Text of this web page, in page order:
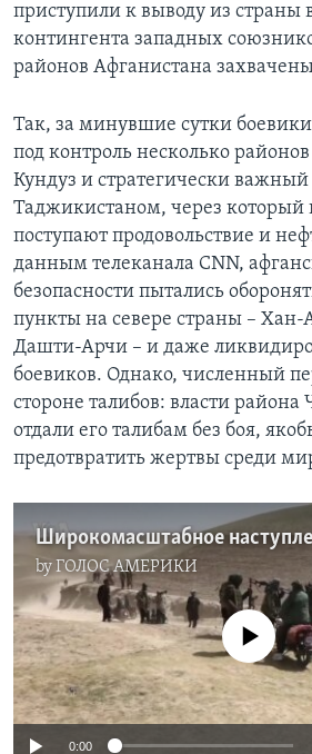
приступили к выводу из страны
контингента западных
районов Афганистана
Так, за минувшие сутки
под контроль несколько
Кундуз и стратегически
Таджикистаном, через который
поступают продовольствие и
данным телеканала CNN,
безопасности пытались
пункты на севере страны –
Дашти-Арчи – и даже
боевиков. Однако, численный
стороне талибов: власти района
отдали его талибам без боя,
предотвратить жертвы среди
byГОЛОС АМЕРИКИ
No media source
0:00